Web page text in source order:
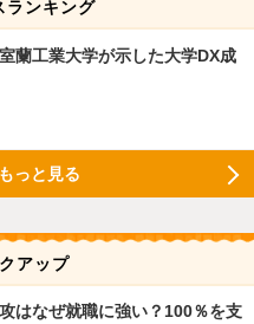
ランキング
蘭工業大学が示した大学DX成
っと見る
アップ
はなぜ就職に強い？100％を支